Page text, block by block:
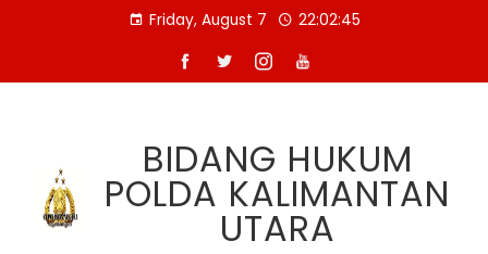
Friday, August 7 22:02:45
BIDANG HUKUM
POLDA KALIMANTAN
UTARA